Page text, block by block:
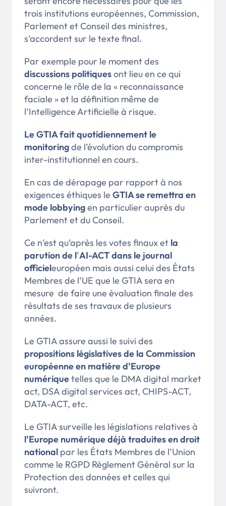
trois institutions européennes, Commission,
Parlement et Conseil des ministres,
s’accordent sur le texte final.
Par exemple pour le moment des
discussions politiquesont lieu en ce qui
concerne le rôle de la « reconnaissance
faciale » et la définition même de
l’Intelligence Artificielle à risque.
Le GTIA fait quotidiennement le
monitoringde l’évolution du compromis
inter-institutionnel en cours.
En cas de dérapage par rapport à nos
exigences éthiques le GTIA se remettra en
mode lobbyingen particulier auprès du
Parlement et du Conseil.
Ce n’est qu’après les votes finaux et la
parution de l’AI-ACT dans le journal
officieleuropéen mais aussi celui des États
Membres de l’UE que le GTIA sera en
mesure de faire une évaluation finale des
résultats de ses travaux de plusieurs
années.
Le GTIA assure aussi le suivi des
propositions législatives de la Commission
européenne en matière d’Europe
numériquetelles que le DMA digital market
act, DSA digital services act, CHIPS-ACT,
DATA-ACT, etc.
Le GTIA surveille les législations relatives à
l’Europe numérique déjà traduites en droit
national par les États Membres de l’Union
comme le RGPD Règlement Général sur la
Protection des données et celles qui
suivront.